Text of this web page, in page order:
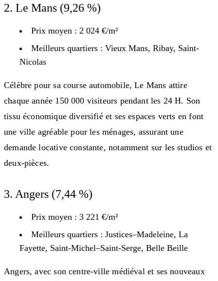
2. Le Mans (9,26 %)
Prix moyen : 2 024 €/m²
Meilleurs quartiers : Vieux Mans, Ribay, Saint-
Nicolas
Célèbre pour sa course automobile, Le Mans attire
chaque année 150 000 visiteurs pendant les 24 H. Son
tissu économique diversifié et ses espaces verts en font
une ville agréable pour les ménages, assurant une
demande locative constante, notamment sur les studios et
deux-pièces.
3. Angers (7,44 %)
Prix moyen : 3 221 €/m²
Meilleurs quartiers : Justices–Madeleine, La
Fayette, Saint-Michel–Saint-Serge, Belle Beille
Angers, avec son centre-ville médiéval et ses nouveaux